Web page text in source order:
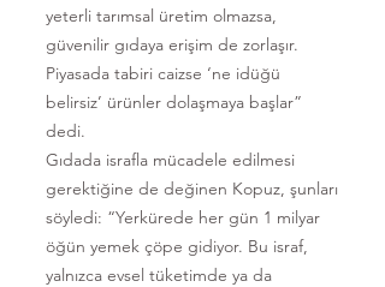
yeterli tarımsal üretim olmazsa,
güvenilir gıdaya erişim de zorlaşır.
Piyasada tabiri caizse ‘ne idüğü
belirsiz’ ürünler dolaşmaya başlar”
dedi.
Gıdada israfla mücadele edilmesi
gerektiğine de değinen Kopuz, şunları
söyledi: “Yerkürede her gün 1 milyar
öğün yemek çöpe gidiyor. Bu israf,
yalnızca evsel tüketimde ya da